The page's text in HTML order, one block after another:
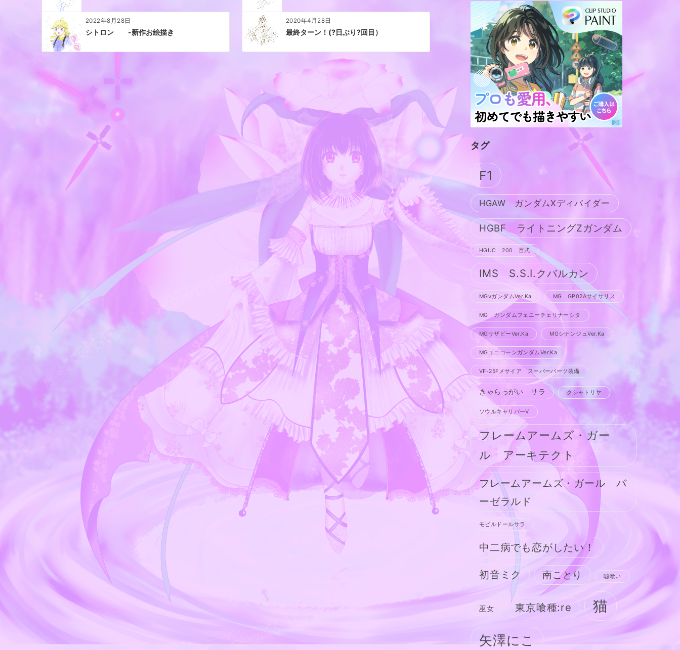
2022年8月28日
シトロン -新作お絵描き
2020年4月28日
最終ターン！(?日ぶり?回目）
タグ
F1
HGAW ガンダムXディバイダー
HGBF ライトニングZガンダム
HGUC 200 百式
IMS S.S.I.クバルカン
MGνガンダムVer.Ka MG GP02Aサイサリス
MG ガンダムフェニーチェリナーシタ
MGサザビーVer.Ka MGシナンジュVer.Ka
MGユニコーンガンダムVer.Ka
VF-25Fメサイア スーパーパーツ装備
きゃらっがい サラ クシャトリヤ
ソウルキャリバーV
フレームアームズ・ガー
ル アーキテクト
フレームアームズ・ガール バ
ーゼラルド
モビルドールサラ
中二病でも恋がしたい！
初音ミク 南ことり 嘘喰い
巫女 東京喰種:re 猫
矢澤にこ